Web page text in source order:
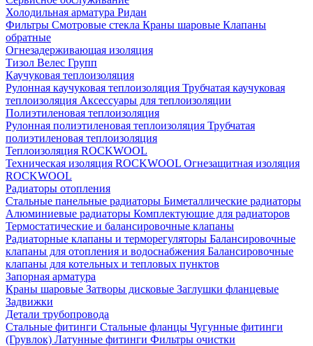
Холодильная арматура Ридан
Фильтры Смотровые стекла Краны шаровые Клапаны
обратные
Огнезадерживающая изоляция
Тизол Велес Групп
Каучуковая теплоизоляция
Рулонная каучуковая теплоизоляция Трубчатая каучуковая
теплоизоляция Аксессуары для теплоизоляции
Полиэтиленовая теплоизоляция
Рулонная полиэтиленовая теплоизоляция Трубчатая
полиэтиленовая теплоизоляция
Теплоизоляция ROCKWOOL
Техническая изоляция ROCKWOOL Огнезащитная изоляция
ROCKWOOL
Радиаторы отопления
Стальные панельные радиаторы Биметаллические радиаторы
Алюминиевые радиаторы Комплектующие для радиаторов
Термостатические и балансировочные клапаны
Радиаторные клапаны и терморегуляторы Балансировочные
клапаны для отопления и водоснабжения Балансировочные
клапаны для котельных и тепловых пунктов
Запорная арматура
Краны шаровые Затворы дисковые Заглушки фланцевые
Задвижки
Детали трубопровода
Стальные фитинги Стальные фланцы Чугунные фитинги
(Грувлок) Латунные фитинги Фильтры очистки